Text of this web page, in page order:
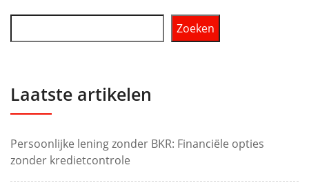
Zoeken
Laatste artikelen
Persoonlijke lening zonder BKR: Financiële opties
zonder kredietcontrole